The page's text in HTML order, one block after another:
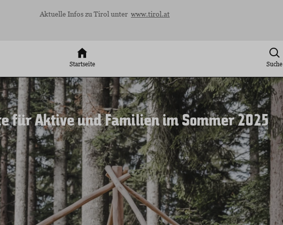
Aktuelle Infos zu Tirol unter www.tirol.at
Startseite Suche
für Aktive und Familien im Sommer 2025